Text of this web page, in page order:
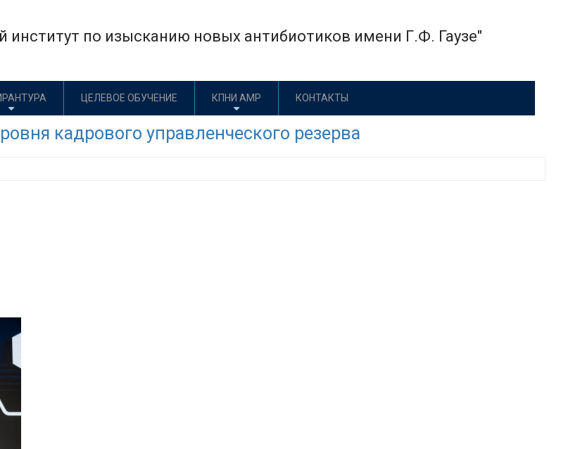
по изысканию новых антибиотиков имени Г.Ф. Гаузе"
ЦЕЛЕВОЕ ОБУЧЕНИЕ КПНИ АМР КОНТАКТЫ
кадрового управленческого резерва